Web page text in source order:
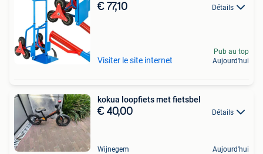
€ 77,10 Détails
Visiter le site internet
Pub au top
Aujourd'hui
kokua loopfiets met fietsbel
€ 40,00 Détails
Wijnegem Aujourd'hui